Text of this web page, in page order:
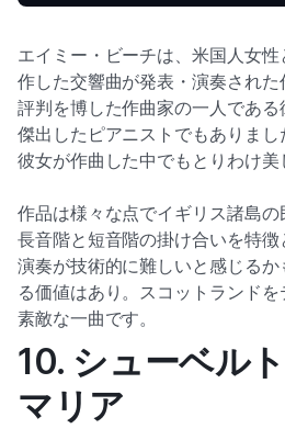
エイミー・ビーチは、米国人女
作した交響曲が発表・演奏され
評判を博した作曲家の一人であ
傑出したピアニストでもありまし
彼女が作曲した中でもとりわけ美
作品は様々な点でイギリス諸島の
長音階と短音階の掛け合いを特
演奏が技術的に難しいと感じる
る価値はあり。スコットランド
素敵な一曲です。
10. シューベル
マリア